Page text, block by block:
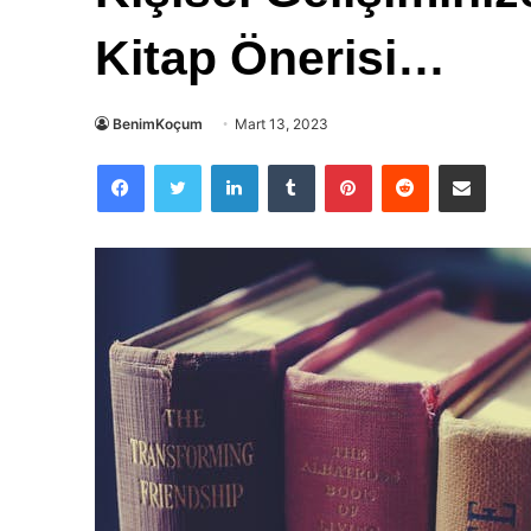
Kitap Önerisi…
BenimKoçum Mart 13, 2023
FacebookTwitter LinkedInTumblr PinterestReddit E-Posta ile paylaş